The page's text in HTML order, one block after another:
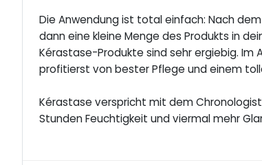
Die Anwendung ist total einfach: Nach
dann eine kleine Menge des Produkts in
Kérastase-Produkte sind sehr ergiebig. Im
profitierst von bester Pflege und einem
Kérastase verspricht mit dem
Stunden Feuchtigkeit und viermal mehr